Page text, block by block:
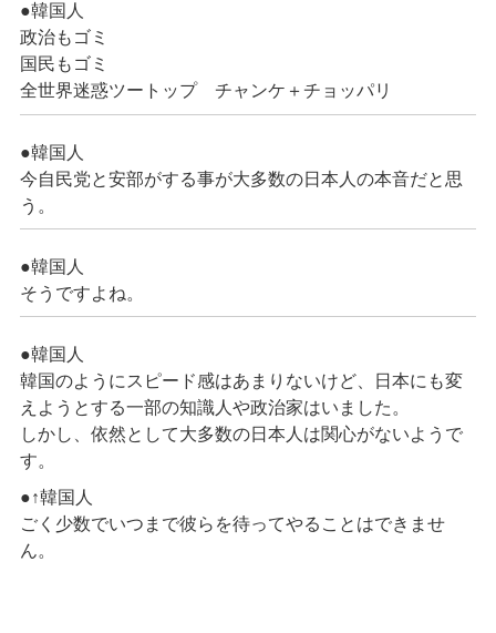
●韓国人
政治もゴミ
国民もゴミ
全世界迷惑ツートップ チャンケ＋チョッパリ
●韓国人
今自民党と安部がする事が大多数の日本人の本音だと思
う。
●韓国人
そうですよね。
●韓国人
韓国のようにスピード感はあまりないけど、日本にも変
えようとする一部の知識人や政治家はいました。
しかし、依然として大多数の日本人は関心がないようで
す。
●↑韓国人
ごく少数でいつまで彼らを待ってやることはできませ
ん。